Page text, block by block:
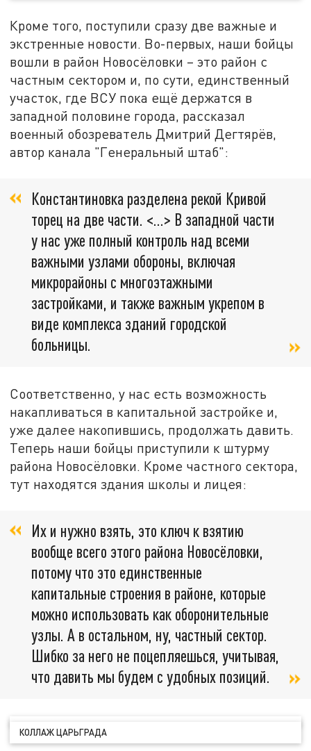
Кроме того, поступили сразу две важные и
экстренные новости. Во-первых, наши бойцы
вошли в район Новосёловки – это район с
частным сектором и, по сути, единственный
участок, где ВСУ пока ещё держатся в
западной половине города, рассказал
военный обозреватель Дмитрий Дегтярёв,
автор канала "Генеральный штаб":
Константиновка разделена рекой Кривой
торец на две части. <…> В западной части
у нас уже полный контроль над всеми
важными узлами обороны, включая
микрорайоны с многоэтажными
застройками, и также важным укрепом в
виде комплекса зданий городской
больницы.
Соответственно, у нас есть возможность
накапливаться в капитальной застройке и,
уже далее накопившись, продолжать давить.
Теперь наши бойцы приступили к штурму
района Новосёловки. Кроме частного сектора,
тут находятся здания школы и лицея:
Их и нужно взять, это ключ к взятию
вообще всего этого района Новосёловки,
потому что это единственные
капитальные строения в районе, которые
можно использовать как оборонительные
узлы. А в остальном, ну, частный сектор.
Шибко за него не поцепляешься, учитывая,
что давить мы будем с удобных позиций.
КОЛЛАЖ ЦАРЬГРАДА